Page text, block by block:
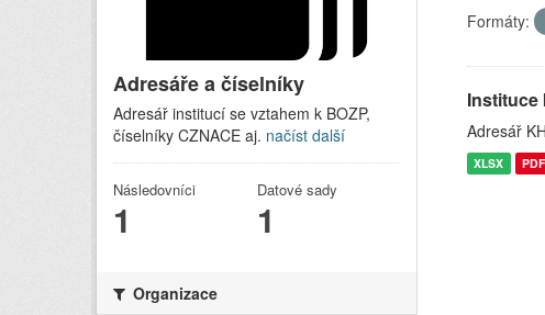
Adresáře a číselníky
Adresář institucí se vztahem k BOZP,
číselníky CZNACE aj. načíst další
Následovníci
1
Datové sady
1
Organizace
Formáty:
Instituce
Adresář
XLSX PDF